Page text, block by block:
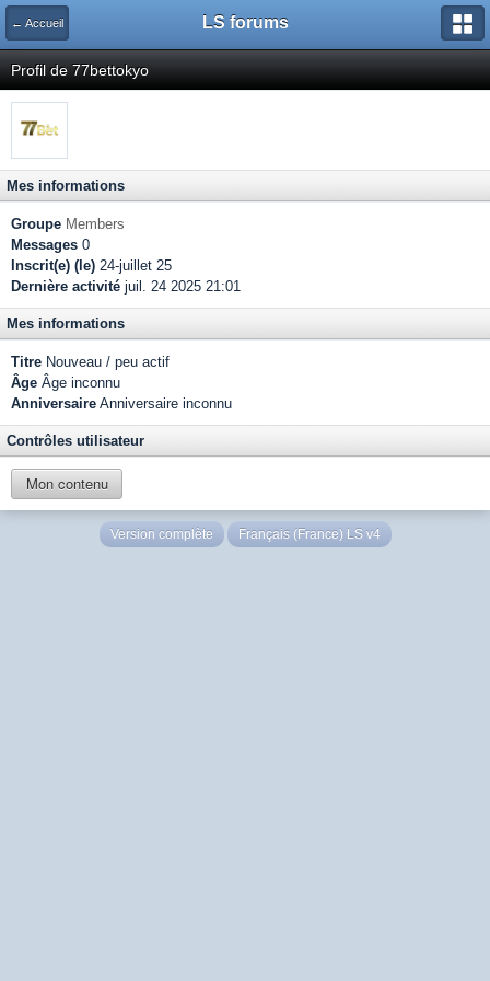
← Accueil LS forums
Profil de 77bettokyo
Mes informations
Groupe Members
Messages 0
Inscrit(e) (le) 24-juillet 25
Dernière activité juil. 24 2025 21:01
Mes informations
Titre Nouveau / peu actif
Âge Âge inconnu
Anniversaire Anniversaire inconnu
Contrôles utilisateur
Mon contenu
Version complète Français (France) LS v4